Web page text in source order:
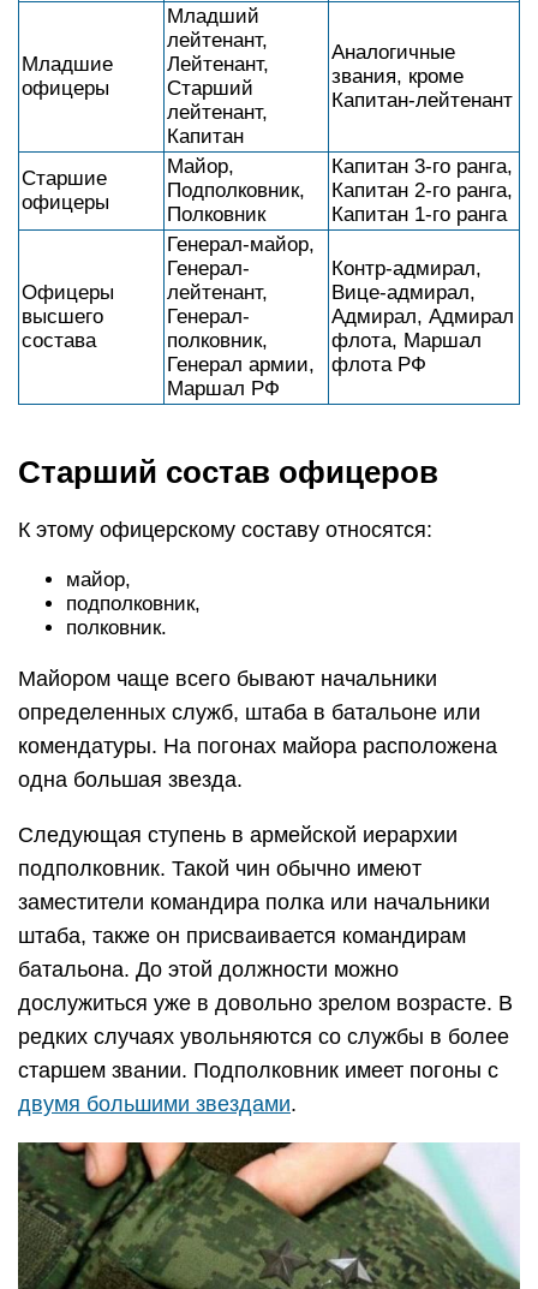
Младшие
офицеры
Младший
лейтенант,
Лейтенант,
Старший
лейтенант,
Капитан
Аналогичные
звания, кроме
Капитан-лейтенант
Старшие
офицеры
Майор,
Подполковник,
Полковник
Капитан 3-го ранга,
Капитан 2-го ранга,
Капитан 1-го ранга
Офицеры
высшего
состава
Генерал-майор,
Генерал-
лейтенант,
Генерал-
полковник,
Генерал армии,
Маршал РФ
Контр-адмирал,
Вице-адмирал,
Адмирал, Адмирал
флота, Маршал
флота РФ
Старший состав офицеров
К этому офицерскому составу относятся:
майор,
подполковник,
полковник.
Майором чаще всего бывают начальники
определенных служб, штаба в батальоне или
комендатуры. На погонах майора расположена
одна большая звезда.
Следующая ступень в армейской иерархии
подполковник. Такой чин обычно имеют
заместители командира полка или начальники
штаба, также он присваивается командирам
батальона. До этой должности можно
дослужиться уже в довольно зрелом возрасте. В
редких случаях увольняются со службы в более
старшем звании. Подполковник имеет погоны с
двумя большими звездами.